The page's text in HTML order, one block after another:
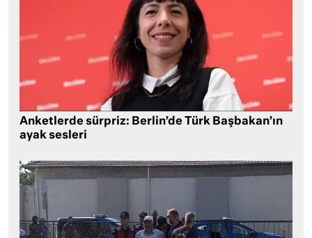
Anketlerde sürpriz: Berlin’de Türk Başbakan’ın
ayak sesleri